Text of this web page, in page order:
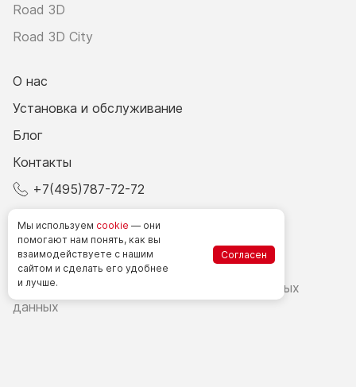
Road 3D
Road 3D City
О нас
Установка и обслуживание
Блог
Контакты
+7(495)787-72-72
Счетчики посетителей в РФ
Политика в области обработки персональных
данных
Мы используем cookie — они
помогают нам понять, как вы
взаимодействуете с нашим
сайтом и сделать его удобнее
и лучше.
Согласен